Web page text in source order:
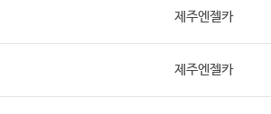
제주엔젤카
제주엔젤카